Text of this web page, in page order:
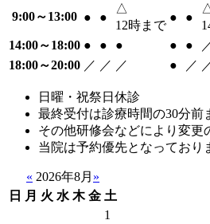
9:00～13:00 ● ●
△
12時まで
● ●
14:00～18:00 ● ● ● ● ●
18:00～20:00 ／ ／ ／ ● ／
日曜・祝祭日休診
最終受付は診療時間の30分前
その他研修会などにより変更
当院は予約優先となっており
« 2026年8月 »
日
月 火 水 木 金 土
1